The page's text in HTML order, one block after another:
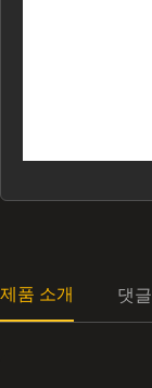
제품 소개 댓글